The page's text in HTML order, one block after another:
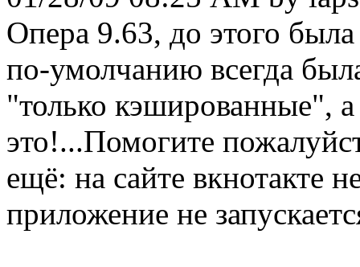
Опера 9.63, до этого
по-умолчанию всегда
"только кэшированные",
это!...Помогите
ещё: на сайте вкнотакте
приложение не